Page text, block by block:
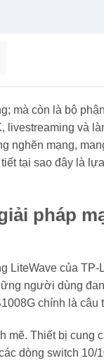
mà còn là bộ
livestreaming và
nghẽn mạng,
tại sao đây là
pháp
LiteWave của
người dùng
chính là câu
mẽ. Thiết bị cung
dòng switch 10/